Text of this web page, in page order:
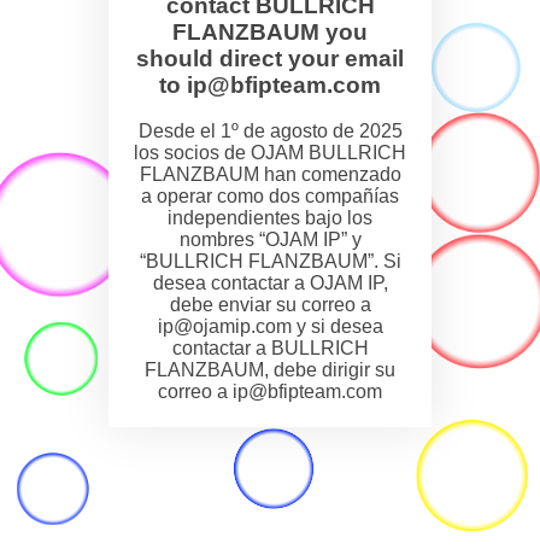
contact BULLRICH
FLANZBAUM you
should direct your email
to ip@bfipteam.com
Desde el 1º de agosto de 2025
los socios de OJAM BULLRICH
FLANZBAUM han comenzado
a operar como dos compañías
independientes bajo los
nombres “OJAM IP” y
“BULLRICH FLANZBAUM”. Si
desea contactar a OJAM IP,
debe enviar su correo a
ip@ojamip.com y si desea
contactar a BULLRICH
FLANZBAUM, debe dirigir su
correo a ip@bfipteam.com